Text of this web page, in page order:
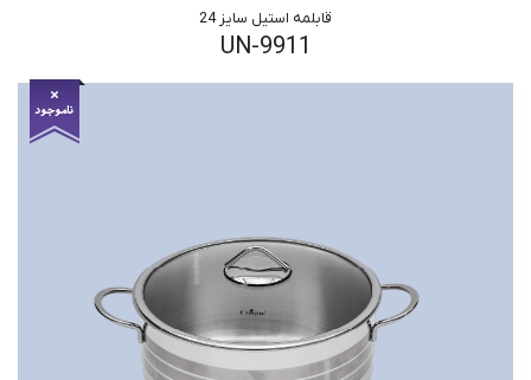
قابلمه استیل سایز 24
UN-9911